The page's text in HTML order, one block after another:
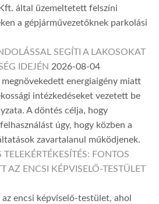
által üzemeltetett felszíni
a gépjárművezetőknek parkolási
SEGÍTI A LAKOSOKAT
IDEJÉN 2026-08-04
energiaigény miatt
intézkedéseket vezetett be
A döntés célja, hogy
úgy, hogy közben a
zavartalanul működjenek.
FONTOS
AZ ENCSI KÉPVISELŐ-TESTÜLET
encsi képviselő-testület, ahol